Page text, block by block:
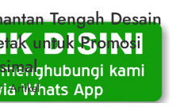
Tengah Desain
untuk Promosi
Artikel